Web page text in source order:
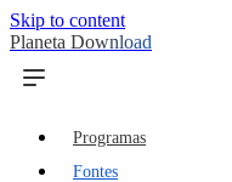
Skip to content
Planeta Download
Programas
Fontes